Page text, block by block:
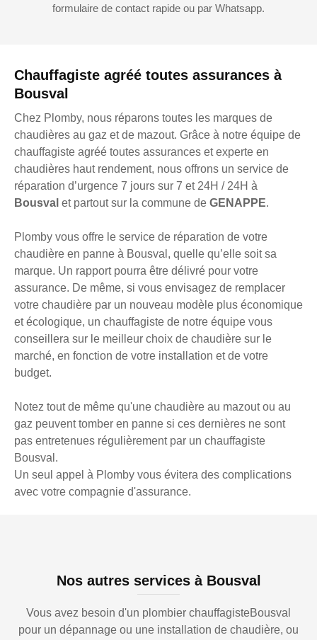
Chauffagiste agréé toutes assurances à
Bousval
Chez Plomby, nous réparons toutes les marques de
chaudières au gaz et de mazout. Grâce à notre équipe de
chauffagiste agréé toutes assurances et experte en
chaudières haut rendement, nous offrons un service de
réparation d’urgence 7 jours sur 7 et 24H / 24H à
Bousval et partout sur la commune de GENAPPE.
Plomby vous offre le service de réparation de votre
chaudière en panne à Bousval, quelle qu’elle soit sa
marque. Un rapport pourra être délivré pour votre
assurance. De même, si vous envisagez de remplacer
votre chaudière par un nouveau modèle plus économique
et écologique, un chauffagiste de notre équipe vous
conseillera sur le meilleur choix de chaudière sur le
marché, en fonction de votre installation et de votre
budget.
Notez tout de même qu'une chaudière au mazout ou au
gaz peuvent tomber en panne si ces dernières ne sont
pas entretenues régulièrement par un chauffagiste
Bousval.
Un seul appel à Plomby vous évitera des complications
avec votre compagnie d'assurance.
formulaire de contact rapide ou par Whatsapp.
Nos autres services à Bousval
Vous avez besoin d'un plombier chauffagisteBousval
pour un dépannage ou une installation de chaudière, ou